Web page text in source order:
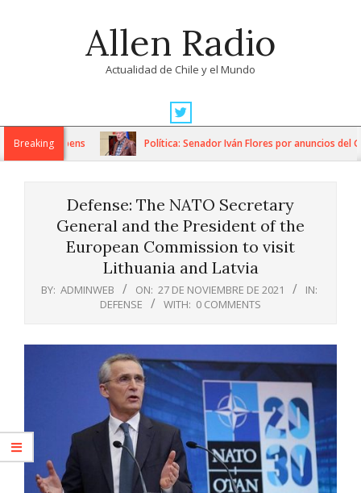
Allen Radio
Actualidad de Chile y el Mundo
Navigation
MenuBreaking
crisis deepens Política: Senador Iván Flores por anuncios del
Defense: The NATO Secretary
General and the President of the
European Commission to visit
Lithuania and Latvia
BY: ADMINWEB ON: 27 DE NOVIEMBRE DE 2021
IN:
DEFENSE
WITH: 0 COMMENTS